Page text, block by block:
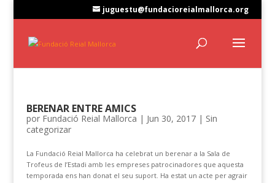
juguestu@fundacioreialmallorca.org
BERENAR ENTRE AMICS
por Fundació Reial Mallorca | Jun 30, 2017| Sin
categorizar
La Fundació Reial Mallorca ha celebrat un berenar a la Sala de
Trofeus de l’Estadi amb les empreses patrocinadores que aquesta
temporada ens han donat el seu suport. Ha estat un acte per agrair